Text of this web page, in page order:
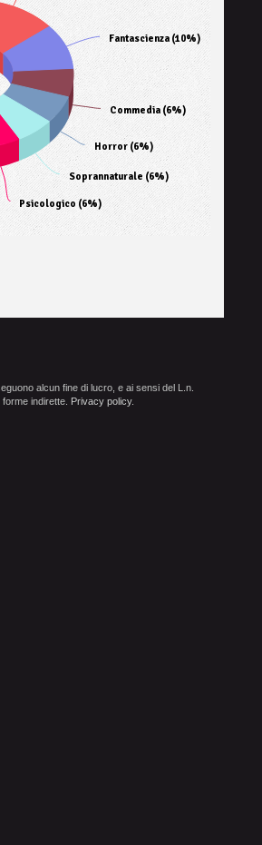
Fantascienza (10%)
Commedia (6%)
Horror (6%)
Soprannaturale (6%)
Psicologico (6%)
alcun fine di lucro, e ai sensi del L.n.
indirette. Privacy policy.